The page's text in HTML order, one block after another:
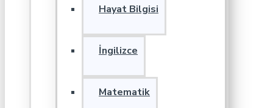
Hayat Bilgisi
İngilizce
Matematik